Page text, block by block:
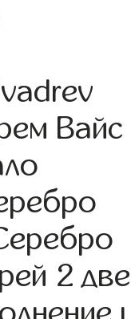
Вайс
2